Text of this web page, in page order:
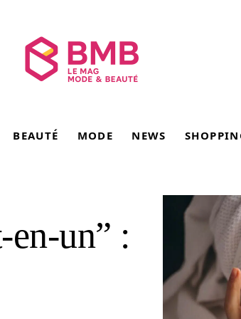
BEAUTÉ MODE NEWS
un” :